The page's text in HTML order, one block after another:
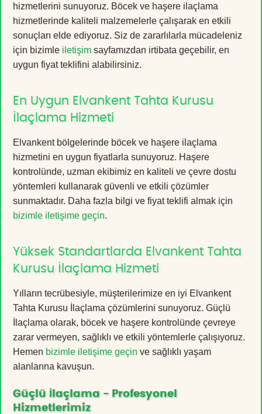
hizmetlerini sunuyoruz. Böcek ve haşere ilaçlama
hizmetlerinde kaliteli malzemelerle çalışarak en etkili
sonuçları elde ediyoruz. Siz de zararlılarla mücadeleniz
için bizimle iletişim sayfamızdan irtibata geçebilir, en
uygun fiyat teklifini alabilirsiniz.
En Uygun Elvankent Tahta Kurusu
İlaçlama Hizmeti
Elvankent bölgelerinde böcek ve haşere ilaçlama
hizmetini en uygun fiyatlarla sunuyoruz. Haşere
kontrolünde, uzman ekibimiz en kaliteli ve çevre dostu
yöntemleri kullanarak güvenli ve etkili çözümler
sunmaktadır. Daha fazla bilgi ve fiyat teklifi almak için
bizimle iletişime geçin.
Yüksek Standartlarda Elvankent Tahta
Kurusu İlaçlama Hizmeti
Yılların tecrübesiyle, müşterilerimize en iyi Elvankent
Tahta Kurusu İlaçlama çözümlerini sunuyoruz. Güçlü
İlaçlama olarak, böcek ve haşere kontrolünde çevreye
zarar vermeyen, sağlıklı ve etkili yöntemlerle çalışıyoruz.
Hemen bizimle iletişime geçin ve sağlıklı yaşam
alanlarına kavuşun.
Güçlü İlaçlama - Profesyonel
Hizmetlerimiz